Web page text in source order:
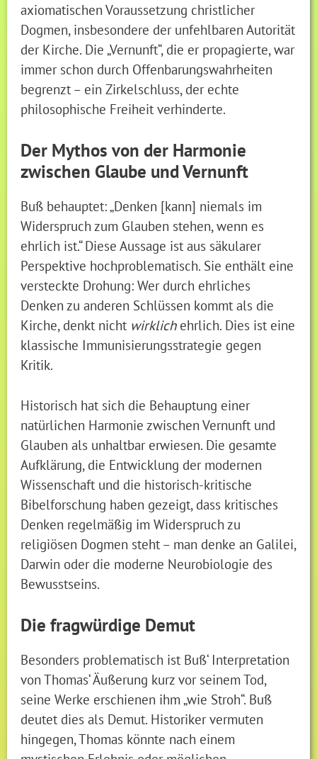
axiomatischen Voraussetzung christlicher
Dogmen, insbesondere der unfehlbaren Autorität
der Kirche. Die „Vernunft“, die er propagierte, war
immer schon durch Offenbarungswahrheiten
begrenzt – ein Zirkelschluss, der echte
philosophische Freiheit verhinderte.
Der Mythos von der Harmonie
zwischen Glaube und Vernunft
Buß behauptet: „Denken [kann] niemals im
Widerspruch zum Glauben stehen, wenn es
ehrlich ist.“ Diese Aussage ist aus säkularer
Perspektive hochproblematisch. Sie enthält eine
versteckte Drohung: Wer durch ehrliches
Denken zu anderen Schlüssen kommt als die
Kirche, denkt nicht wirklichehrlich. Dies ist eine
klassische Immunisierungsstrategie gegen
Kritik.
Historisch hat sich die Behauptung einer
natürlichen Harmonie zwischen Vernunft und
Glauben als unhaltbar erwiesen. Die gesamte
Aufklärung, die Entwicklung der modernen
Wissenschaft und die historisch-kritische
Bibelforschung haben gezeigt, dass kritisches
Denken regelmäßig im Widerspruch zu
religiösen Dogmen steht – man denke an Galilei,
Darwin oder die moderne Neurobiologie des
Bewusstseins.
Die fragwürdige Demut
Besonders problematisch ist Buß‘ Interpretation
von Thomas‘ Äußerung kurz vor seinem Tod,
seine Werke erschienen ihm „wie Stroh“. Buß
deutet dies als Demut. Historiker vermuten
hingegen, Thomas könnte nach einem